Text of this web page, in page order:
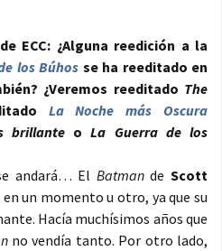
ECC: ¿Alguna reedición a la
los Búhos se ha reeditado en
¿Veremos reeditado The
La Noche más Oscura
brillante oLa Guerra de los
andará… El BatmandeScott
un momento u otro, ya que su
Hacía muchísimos años que
no vendía tanto. Por otro lado,